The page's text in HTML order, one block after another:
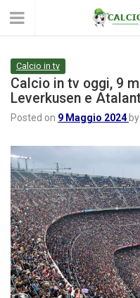
Calcio in tv
Calcio in tv oggi, 9
Leverkusen e
Posted on 9 Maggio 2024 by